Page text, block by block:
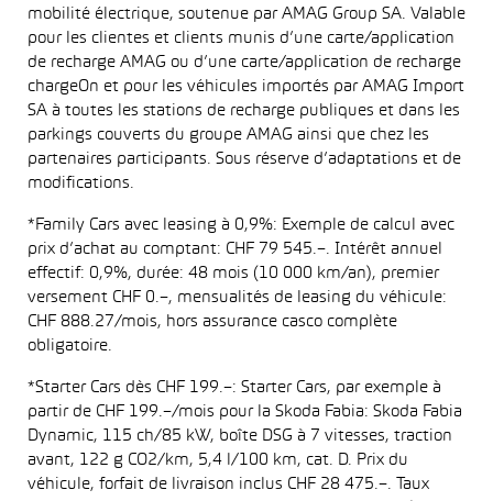
mobilité électrique, soutenue par AMAG Group SA. Valable
pour les clientes et clients munis d’une carte/application
de recharge AMAG ou d’une carte/application de recharge
chargeOn et pour les véhicules importés par AMAG Import
SA à toutes les stations de recharge publiques et dans les
parkings couverts du groupe AMAG ainsi que chez les
partenaires participants. Sous réserve d’adaptations et de
modifications.
*Family Cars avec leasing à 0,9%: Exemple de calcul avec
prix d’achat au comptant: CHF 79 545.–. Intérêt annuel
effectif: 0,9%, durée: 48 mois (10 000 km/an), premier
versement CHF 0.–, mensualités de leasing du véhicule:
CHF 888.27/mois, hors assurance casco complète
obligatoire.
*Starter Cars dès CHF 199.–: Starter Cars, par exemple à
partir de CHF 199.–/mois pour la Skoda Fabia: Skoda Fabia
Dynamic, 115 ch/85 kW, boîte DSG à 7 vitesses, traction
avant, 122 g CO2/km, 5,4 l/100 km, cat. D. Prix du
véhicule, forfait de livraison inclus CHF 28 475.–. Taux